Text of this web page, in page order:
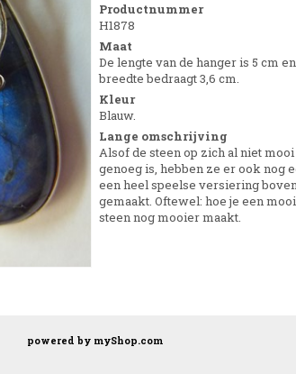
Productnummer
H1878
Maat
De lengte van de hanger is 5 cm
breedte bedraagt 3,6 cm.
Kleur
Blauw.
Lange omschrijving
Alsof de steen op zich al niet mooi
genoeg is, hebben ze er ook nog
een heel speelse versiering
gemaakt. Oftewel: hoe je een
steen nog mooier maakt.
powered by myShop.com